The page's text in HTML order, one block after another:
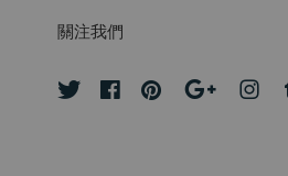
關注我們
Twitter FacebookPinterest Google